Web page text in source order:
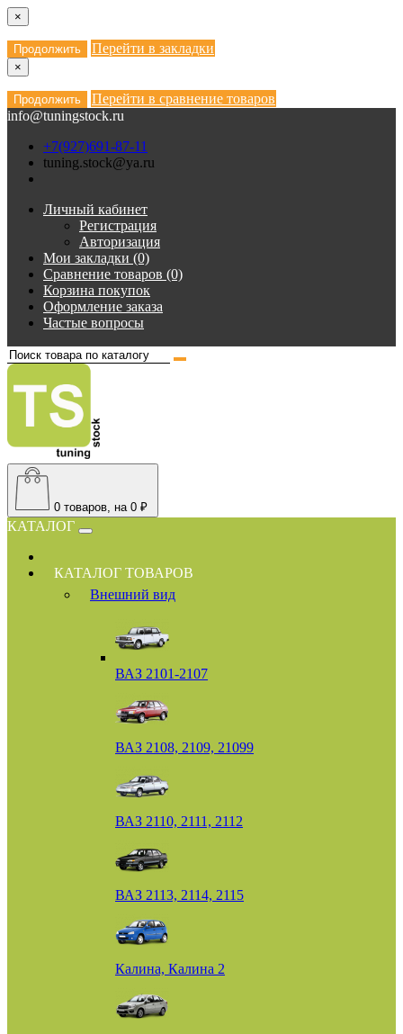
×
Продолжить Перейти в закладки
×
Продолжить
Перейти в сравнение товаров
info@tuningstock.ru
+7(927)691-87-11
tuning.stock@ya.ru
Личный кабинет
Регистрация
Авторизация
Мои закладки (0)
Сравнение товаров (0)
Корзина покупок
Оформление заказа
Частые вопросы
0 товаров, на 0 ₽
КАТАЛОГ
КАТАЛОГ ТОВАРОВ
Внешний вид
ВАЗ 2101-2107
ВАЗ 2108, 2109, 21099
ВАЗ 2110, 2111, 2112
ВАЗ 2113, 2114, 2115
Калина, Калина 2